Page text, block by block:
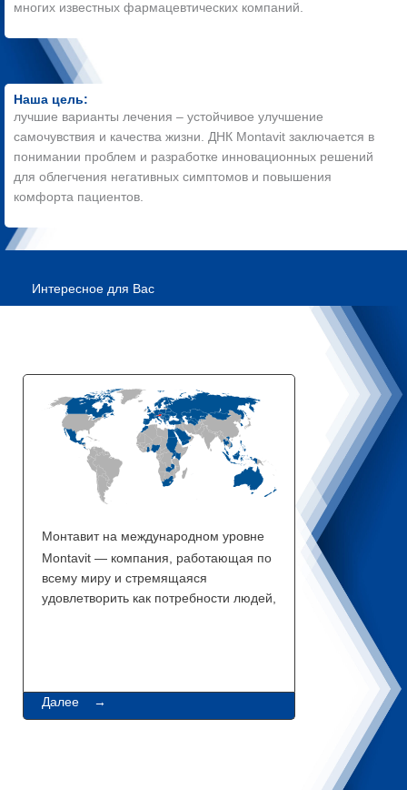
многих известных фармацевтических компаний.
Наша цель:
лучшие варианты лечения – устойчивое улучшение
самочувствия и качества жизни. ДНК Montavit заключается в
понимании проблем и разработке инновационных решений
для облегчения негативных симптомов и повышения
комфорта пациентов.
Интересное для Вас
Монтавит на международном уровне
Montavit — компания, работающая по
всему миру и стремящаяся
удовлетворить как потребности людей,
Далее →